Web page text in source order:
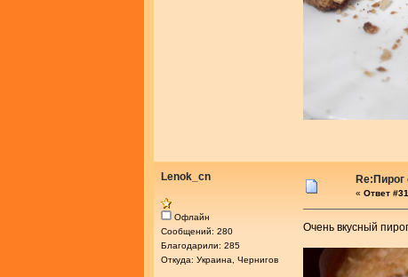
Lenok_cn
Офлайн
Сообщений: 280
Благодарили: 285
Откуда: Украина, Чернигов
« Ответ
Очень вкусньій